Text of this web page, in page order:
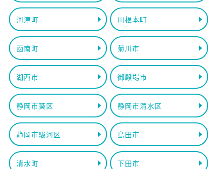
河津町 川根本町
函南町 菊川市
湖西市 御殿場市
静岡市葵区 静岡市清水区
静岡市駿河区 島田市
清水町 下田市